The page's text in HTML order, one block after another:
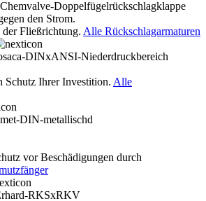
den Strom.
Fließrichtung. Alle Rückschlagarmaturen
Schutz Ihrer Investition. Alle
vor Beschädigungen durch